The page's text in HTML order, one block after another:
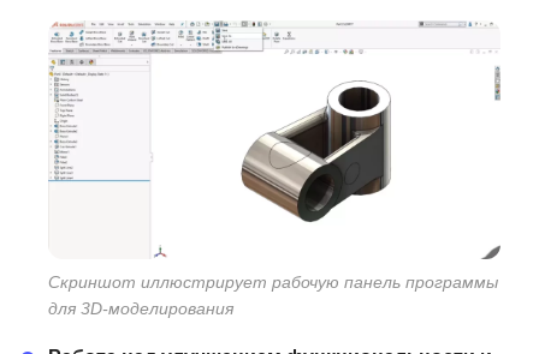
Скриншот иллюстрирует рабочую панель программы
для 3D-моделирования